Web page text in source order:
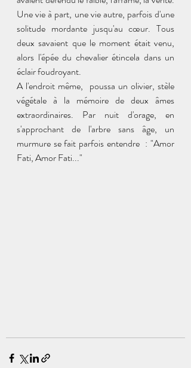
Une vie à part, une vie autre, parfois d'une
solitude mordante jusqu'au cœur. Tous
deux savaient que le moment était venu,
alors l'épée du chevalier étincela dans un
éclair foudroyant.
A l'endroit même,  poussa un olivier, stèle
végétale à la mémoire de deux âmes
extraordinaires. Par nuit d'orage, en
s'approchant de l'arbre sans âge, un
murmure se fait parfois entendre  : "Amor
Fati, Amor Fati..."